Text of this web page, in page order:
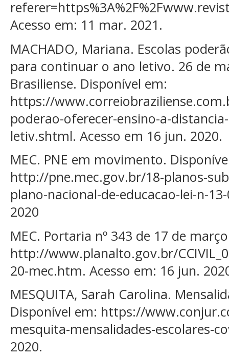
Acesso em: 11 mar. 2021.
MACHADO, Mariana. Escolas
para continuar o ano letivo. 26 de
Brasiliense. Disponível em:
https://
poderao-oferecer-ensino-a-
letiv.shtml. Acesso em 16 jun. 2020.
MEC. PNE em movimento.
http://pne.mec.gov.br/18-planos-
plano-nacional-de-educacao-lei-n-
2020
MEC. Portaria nº 343 de 17 de
http://www.planalto.gov.br/
20-mec.htm. Acesso em: 16 jun.
MESQUITA, Sarah Carolina.
Disponível em: https://
mesquita-mensalidades-escolares-
2020.